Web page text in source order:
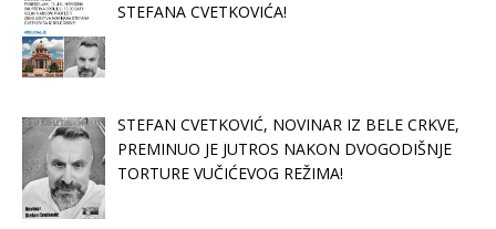
STEFANA CVETKOVIĆA!
STEFAN CVETKOVIĆ, NOVINAR IZ BELE CRKVE,
PREMINUO JE JUTROS NAKON DVOGODIŠNJE
TORTURE VUČIĆEVOG REŽIMA!